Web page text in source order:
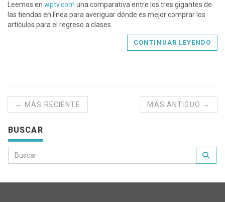
Leemos en wptv.com una comparativa entre los tres gigantes de
las tiendas en línea para averiguar dónde es mejor comprar los
artículos para el regreso a clases.
CONTINUAR LEYENDO
← MÁS RECIENTE MÁS ANTIGUO →
BUSCAR